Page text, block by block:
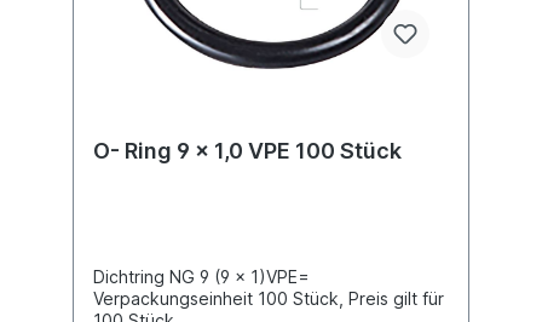
O- Ring 9 x 1,0 VPE 100 Stück
Dichtring NG 9 (9 x 1)VPE=
Verpackungseinheit 100 Stück, Preis gilt für